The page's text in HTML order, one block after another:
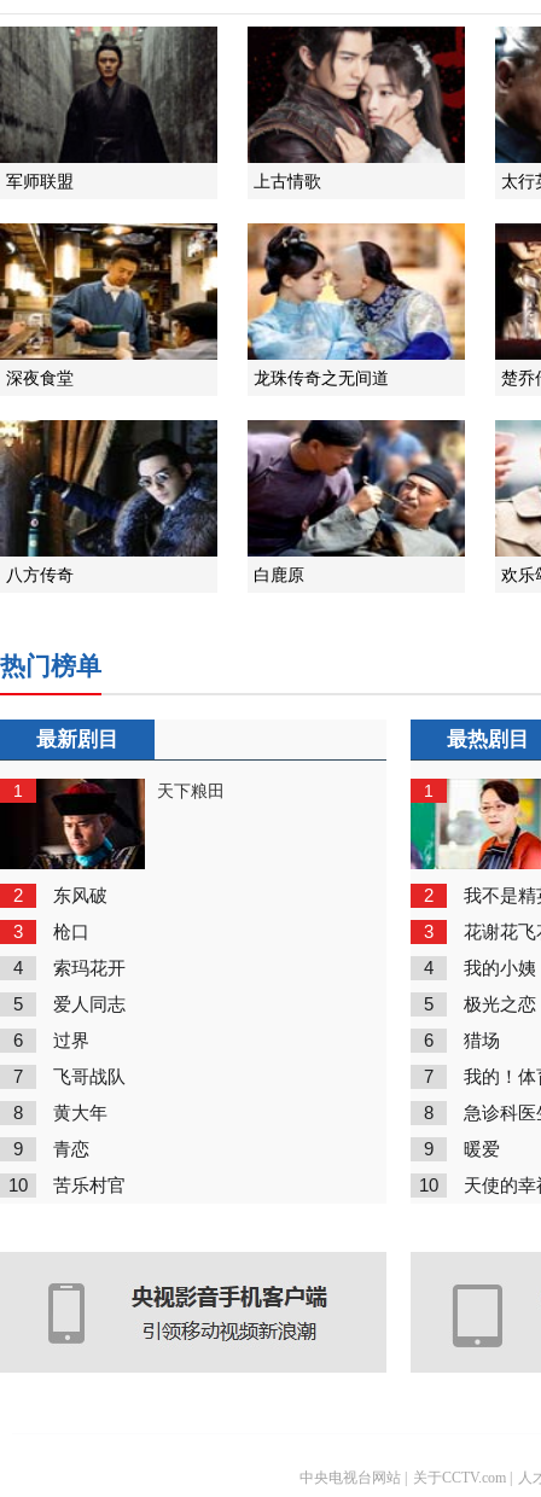
军师联盟 上古情歌 太行
深夜食堂 龙珠传奇之无间道 楚乔
八方传奇 白鹿原 欢乐
热门榜单
最新剧目
1 天下粮田
2 东风破
3 枪口
4 索玛花开
5 爱人同志
6 过界
7 飞哥战队
8 黄大年
9 青恋
10 苦乐村官
最热剧目
1
2 我不是精
3 花谢花飞
4 我的小姨
5 极光之恋
6 猎场
7 我的！体
8 急诊科医
9 暖爱
10 天使的幸
中央电视台网站 关于CCTV.com 人